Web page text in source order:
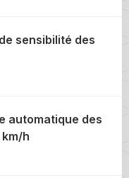
sensibilité des
automatique des
h